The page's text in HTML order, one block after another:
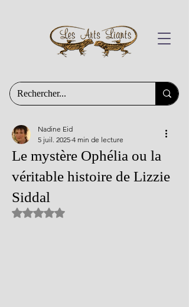
Le mystère Ophélia ou la
véritable histoire de Lizzie
Siddal
Nadine Eid
5 juil. 2025 4 min de lecture
Noté NaN étoiles sur 5.